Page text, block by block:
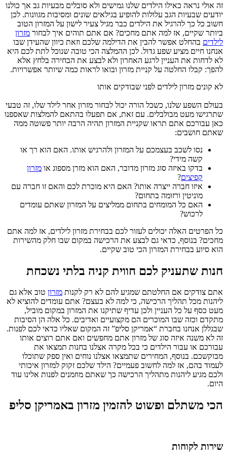
זה אולי נראה כאילו הילדים שלנו גמישים ולא סובלים מבעיות גב אך כולנו
יודעים שבעיות הגב עלולות להופיע בגילאים שונים ומסיבות מגוונות. לכן
חשוב כל כך להרגיל את הילדים כבר מגיל צעיר לישון על המזרון הטוב
ביותר שקיים, אז למה אתם מחכים? אם אתם תוהים איך לבחור מזרון
לילדים בהחלט אפשר להבין את הדילמה שלכם וזאת כיוון שהעידן שבו
אנחנו חיים מציע שפע גדול. לכן ההמלצה הכי טובה שנוכל לתת לכם היא
לא לדחות את העניין לרגע האחרון ולא לבצע את הבחירה בלחץ אלא
להפך: קבלו החלטה על קניית מזרון ובואו לראות כמה שיותר אפשרויות.
לא קונים מזרון לילדים לפני שבודקים אותו
בעולם השפע שלנו, כשכל הורה יכול לבחור מזרון אחר לילד שלו, זה טבעי
שתרגישו מעט מבולבלים. עם זאת, אם תפעלו בהתאם להמלצות שאספנו
כאן עבורכם אתם תראו שקניית המזרון תהיה הרבה יותר פשוטה ממה
שאתם חושבים:
נסו לשכב בעצמכם על המזרון ולהרגיש אותו. האם הוא רך או
קשה מידי?
בדקו באיזה סוג מזרון מדובר, האם הוא מזרן מספוג או מזרון
קפיצים?
איזו חברה ייצרה אותו? האם היא מוכרת לכם והאם זו חברה עם
מוניטין ורזומה בתחום?
האם כל המומחים בתחום ממליצים על המזרון שאתם עומדים
לרכוש?
כל הפרטים האלה יכולים לעזור לכם בבחירת מזרון לילדים, אז למה אתם
מחכים? בנוסף, כדאי גם לבצע את הרכישה במקום שבו חלק מהשירות
הוא סיוע בבחירת המזרון הכי טוב שקיים.
חנות שתעניק לכם חווית קניה בלתי נשכחת
אתם צודקים אם החלטתם שמגיע להם לא רק לקנות מזרון טוב אלא גם
ליהנות מכל תהליך הרכישה, כי למה לא בעצם? אתם עומדים להוציא לא
מעט כסף על כל העניין ולכן עדיף שתיקנו את המזרון במקום מוביל,
מתקדם וכזה שבו המוכרים הם מקצועיים ואדיבים. כל אלה הן הסיבות
שבגללן אנחנו בחברת “אמריקן סליפ” זה המקום שאליו כדאי לכם לפנות.
זה לא משנה איזה סוג של מזרון אתם מחפשים ואם אתם רוצים אותו
עבורכם או עבור הילדים כי בכל מקרה אצלנו בחנות תמצאו את
מבוקשכם. בנוסף, המחירים שתמצאו אצלנו נוחים ואין ספק שתוכלו
לעמוד בהם, אז למה לחשוב פעמיים? הילד שלכם זקוק למזרון איכותי
ולכם מגיע ליהנות מתהליך הרכישה כך שאתם מוזמנים לפנות אלינו עוד
היום.
הכי משתלם ופשוט להזמין מזרון באמריקן סליפ
שירות לקוחות